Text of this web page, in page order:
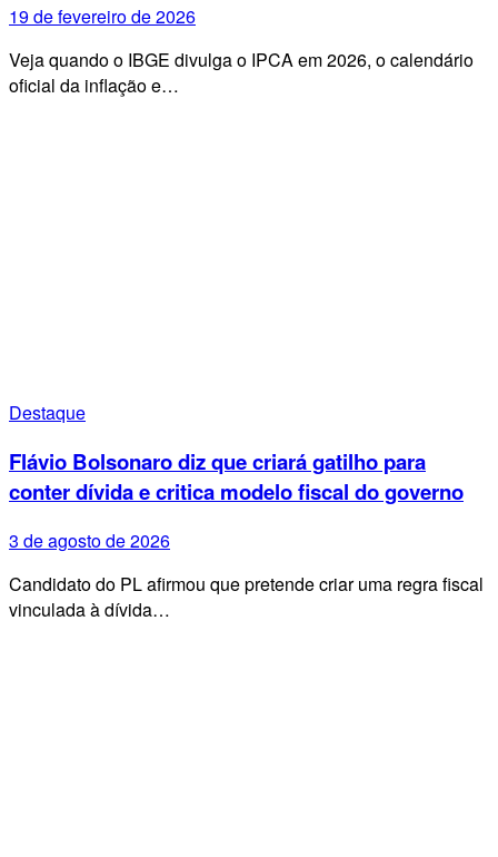
19 de fevereiro de 2026
Veja quando o IBGE divulga o IPCA em 2026, o calendário
oficial da inflação e…
Destaque
Flávio Bolsonaro diz que criará gatilho para
conter dívida e critica modelo fiscal do governo
3 de agosto de 2026
Candidato do PL afirmou que pretende criar uma regra fiscal
vinculada à dívida…